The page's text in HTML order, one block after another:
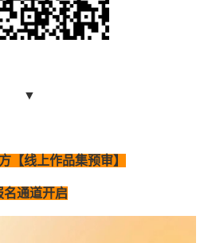
▼
【线上作品集预审】
名通道开启